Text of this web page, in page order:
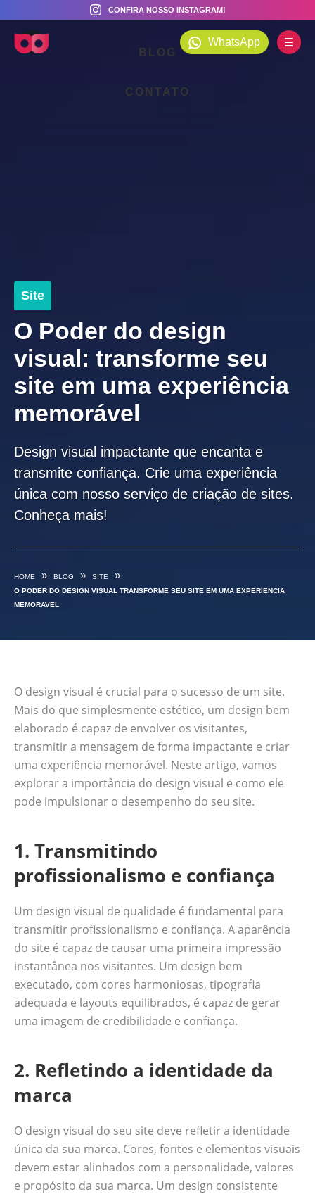
CONFIRA NOSSO INSTAGRAM!
WhatsApp
SOLUÇÕES
BLOG
CONTATO
Site
O Poder do design
visual: transforme seu
site em uma experiência
memorável
Design visual impactante que encanta e
transmite confiança. Crie uma experiência
única com nosso serviço de criação de sites.
Conheça mais!
HOME » BLOG » SITE »
O PODER DO DESIGN VISUAL TRANSFORME SEU SITE EM UMA EXPERIENCIA
MEMORAVEL
O design visual é crucial para o sucesso de um site.
Mais do que simplesmente estético, um design bem
elaborado é capaz de envolver os visitantes,
transmitir a mensagem de forma impactante e criar
uma experiência memorável. Neste artigo, vamos
explorar a importância do design visual e como ele
pode impulsionar o desempenho do seu site.
1. Transmitindo
profissionalismo e confiança
Um design visual de qualidade é fundamental para
transmitir profissionalismo e confiança. A aparência
do site é capaz de causar uma primeira impressão
instantânea nos visitantes. Um design bem
executado, com cores harmoniosas, tipografia
adequada e layouts equilibrados, é capaz de gerar
uma imagem de credibilidade e confiança.
2. Refletindo a identidade da
marca
O design visual do seu site deve refletir a identidade
única da sua marca. Cores, fontes e elementos visuais
devem estar alinhados com a personalidade, valores
e propósito da sua marca. Um design consistente